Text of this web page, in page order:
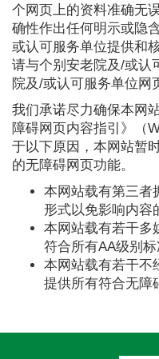
个网页上的资料准确无
确性作出任何明示或隐
或认可服务单位提供和
请与个别安老院及/或认
院及/或认可服务单位网
我们承诺尽力确保本网
障碍网页内容指引》（
于以下原因，本网站暂
的无障碍网页功能。
本网站载有第三者
形式以免影响内容
本网站载有若干多
符合所有AA级别标
本网站载有若干不
提供所有符合无障